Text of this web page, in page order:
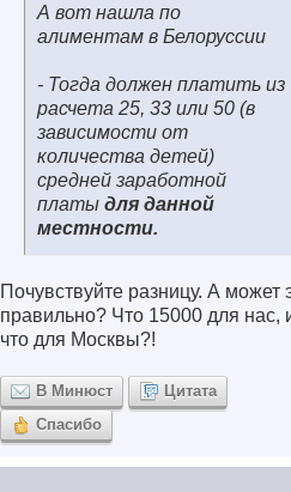
А вот нашла по
алиментам в Белоруссии
- Тогда должен платить из
расчета 25, 33 или 50 (в
зависимости от
количества детей)
средней заработной
платы для данной
местности.
Почувствуйте разницу. А может
правильно? Что 15000 для нас,
что для Москвы?!
В Минюст
Цитата
Спасибо